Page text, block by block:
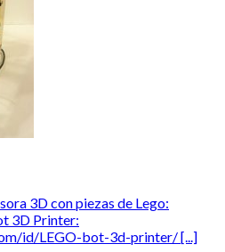
3D con piezas de Lego:
3D Printer:
id/LEGO-bot-3d-printer/ [...]